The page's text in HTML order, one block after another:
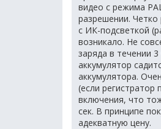
видео с режима
разрешении.
с ИК-подсветкой
возникало. Не
заряда в течении
аккумулятор
аккумулятора.
(если регистратор
включения, что
сек. В принципе
адекватную цену.